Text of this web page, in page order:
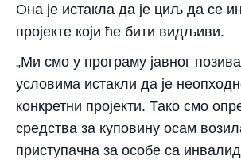
Она је истакла да је циљ да се
пројекте који ће бити видљиви.
„Ми смо у програму јавног
условима истакли да је
конкретни пројекти. Тако смо
средства за куповину осам
приступачна за особе са